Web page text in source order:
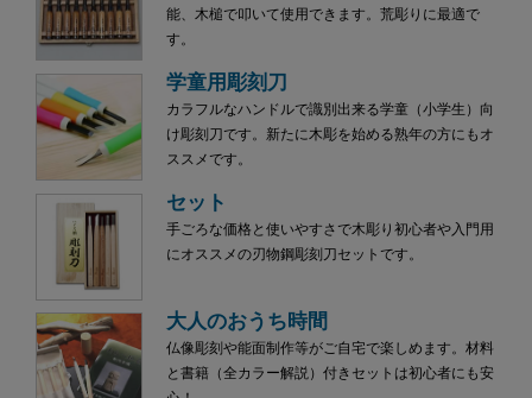
能、木槌で叩いて使用できます。荒彫りに最適で
す。
学童用彫刻刀
カラフルなハンドルで識別出来る学童（小学生）向
け彫刻刀です。新たに木彫を始める熟年の方にもオ
ススメです。
セット
手ごろな価格と使いやすさで木彫り初心者や入門用
にオススメの刃物鋼彫刻刀セットです。
大人のおうち時間
仏像彫刻や能面制作等がご自宅で楽しめます。材料
と書籍（全カラー解説）付きセットは初心者にも安